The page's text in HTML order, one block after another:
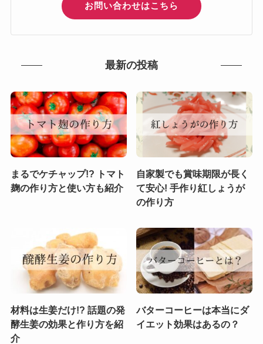
お問い合わせはこちら
最新の投稿
まるでケチャップ!? トマト
麹の作り方と使い方も紹介
自家製でも賞味期限が長く
て安心! 手作り紅しょうが
の作り方
材料は生姜だけ!? 話題の発
酵生姜の効果と作り方を紹
介
バターコーヒーは本当にダ
イエット効果はあるの？